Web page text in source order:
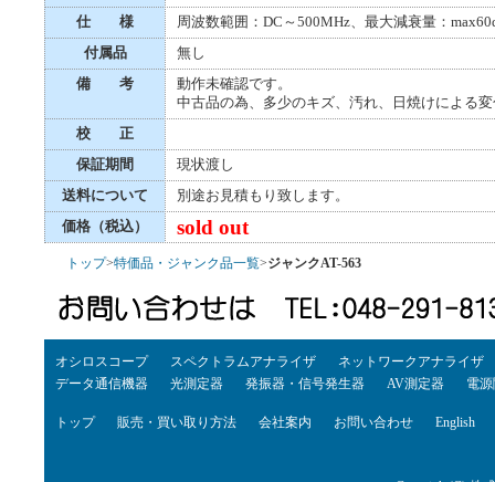
仕 様
周波数範囲：DC～500MHz、最大減衰量：
付属品
無し
備 考
動作未確認です。
中古品の為、多少のキズ、汚れ、日焼けによる
校 正
保証期間
現状渡し
送料について
別途お見積もり致します。
価格（税込）
sold out
トップ>特価品・ジャンク品一覧>ジャンクAT-563
オシロスコープ スペクトラムアナライザ
ネットワークアナライザ
データ通信機器
光測定器 発振器・信号発生器 AV測定器 電
トップ 販売・買い取り方法 会社案内 お問い合わせ English